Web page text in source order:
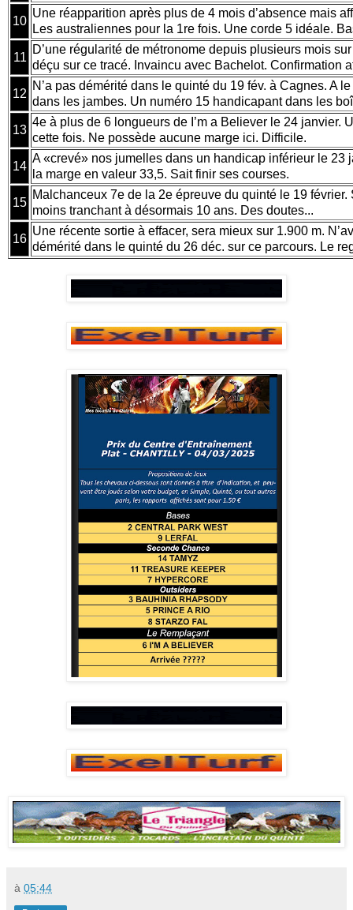
10
Une réapparition après plus de 4 mois d’absence mais
Les australiennes pour la 1re fois. Une corde 5 idéale.
11
D’une régularité de métronome depuis plusieurs mois
déçu sur ce tracé. Invaincu avec Bachelot. Confirmation
12
N’a pas démérité dans le quinté du 19 fév. à Cagnes. A
dans les jambes. Un numéro 15 handicapant dans les
13
4e à plus de 6 longueurs de I’m a Believer le 24 janvier.
cette fois. Ne possède aucune marge ici. Difficile.
14
A «crevé» nos jumelles dans un handicap inférieur le 23
la marge en valeur 33,5. Sait finir ses courses.
15
Malchanceux 7e de la 2e épreuve du quinté le 19
moins tranchant à désormais 10 ans. Des doutes...
16
Une récente sortie à effacer, sera mieux sur 1.900 m.
démérité dans le quinté du 26 déc. sur ce parcours. Le
à 05:44